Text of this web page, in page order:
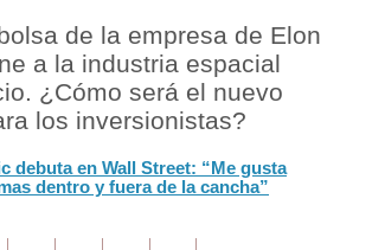
de la empresa de Elon
a la industria espacial
¿Cómo será el nuevo
los inversionistas?
debuta en Wall Street: “Me gusta
dentro y fuera de la cancha”